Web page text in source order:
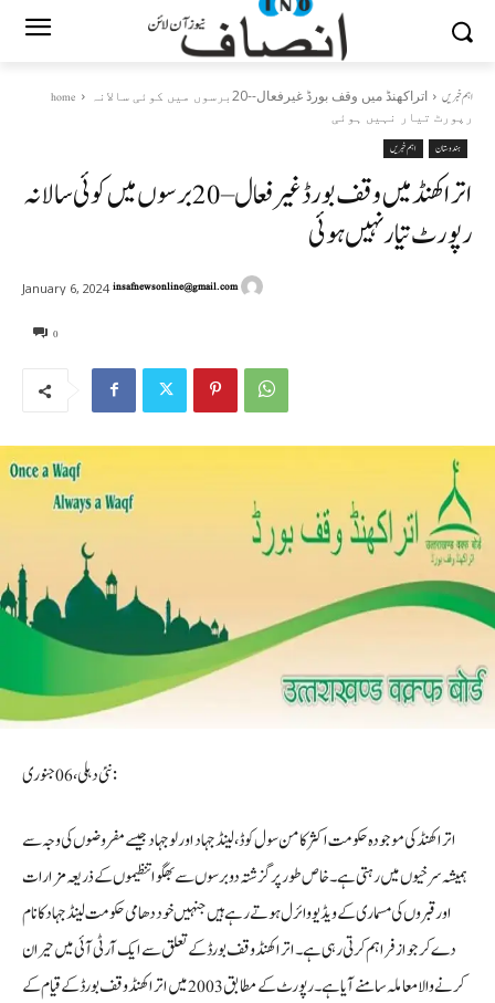
home اہم خبریں
اتراکھنڈ میں وقف بورڈ غیرفعال--20برسوں میں کوئی سالانہ
رپورٹ تیار نہیں ہوئی
اہم خبریں ہندوستان
اتراکھنڈ میں وقف بورڈ غیرفعال–20برسوں میں کوئی سالانہ
رپورٹ تیار نہیں ہوئی
0
January 6, 2024 insafnewsonline@gmail.com
نئی دہلی ،06جنوری :
اتراکھنڈ کی موجودہ حکومت اکثر کامن سول کوڈ ،لینڈ جہاد اور لو جہاد جیسے مفروضوں کی وجہ سے
ہمیشہ سرخیوں میں رہتی ہے ۔خاص طور پر گزشتہ دو برسوں سے بھگوا تنظیموں کے ذریعہ مزارات
اور قبروں کی مسماری کے ویڈیو وائرل ہوتے رہے ہیں جنہیں خود دھامی حکومت لینڈ جہاد کا نام
دے کر جواز فراہم کرتی رہی ہے ۔اترا کھنڈ وقف بورڈ کے تعلق سے ایک آر ٹی آئی میں حیران
کرنے والا معاملہ سامنے آیا ہے ۔رپورٹ کے مطابق 2003 میں اتراکھنڈ وقف بورڈ کے قیام کے